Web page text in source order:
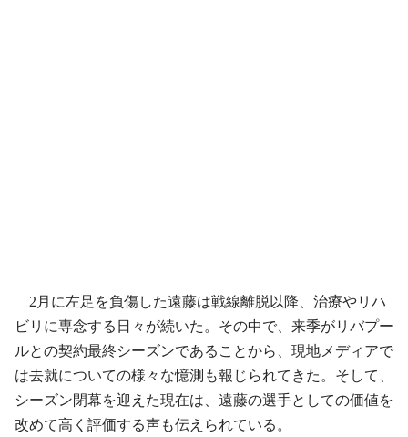
2月に左足を負傷した遠藤は戦線離脱以降、治療やリハ
ビリに専念する日々が続いた。その中で、来季がリバプー
ルとの契約最終シーズンであることから、現地メディアで
は去就についての様々な憶測も報じられてきた。そして、
シーズン閉幕を迎えた現在は、遠藤の選手としての価値を
改めて高く評価する声も伝えられている。